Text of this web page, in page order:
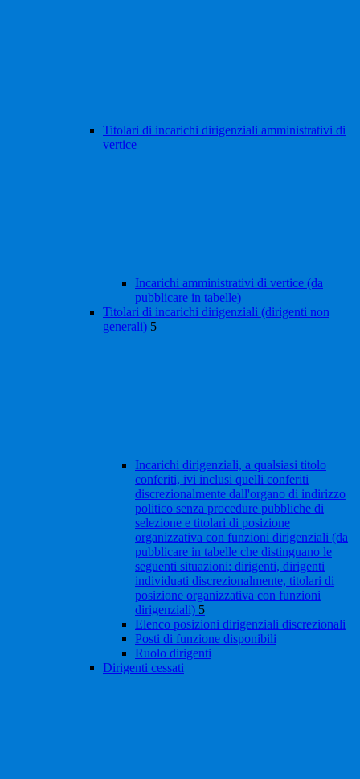
Titolari di incarichi dirigenziali amministrativi di
vertice
Incarichi amministrativi di vertice (da
pubblicare in tabelle)
Titolari di incarichi dirigenziali (dirigenti non
generali) 5
Incarichi dirigenziali, a qualsiasi titolo
conferiti, ivi inclusi quelli conferiti
discrezionalmente dall'organo di indirizzo
politico senza procedure pubbliche di
selezione e titolari di posizione
organizzativa con funzioni dirigenziali (da
pubblicare in tabelle che distinguano le
seguenti situazioni: dirigenti, dirigenti
individuati discrezionalmente, titolari di
posizione organizzativa con funzioni
dirigenziali) 5
Elenco posizioni dirigenziali discrezionali
Posti di funzione disponibili
Ruolo dirigenti
Dirigenti cessati